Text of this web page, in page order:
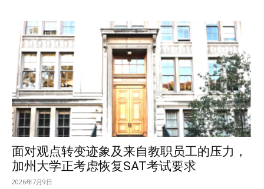
面对观点转变迹象及来自教职员工的压力，
加州大学正考虑恢复SAT考试要求
2026年7月9日